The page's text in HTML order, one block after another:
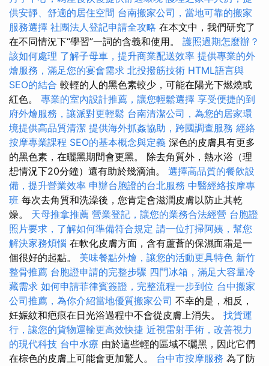
供安靜、舒適的居住空間 台南搬家公司，當地可靠的搬家
服務選擇 社團法人登記申請全攻略 在本文中，我們研究了
在不同情況下“學習”一詞的含義和使用。 護照過期怎麼辦？
該如何處理 了解子母車，提升商業配送效率 提供專業的外
燴服務，滿足您的宴會需求 北投撥筋技術 HTML語言與
SEO的結合 較輕的人的黑色素較少，可能在陽光下燃燒或
紅色。 專業的室內設計推薦，讓您輕鬆選擇 享受便捷的到
府外燴服務，讓派對更輕鬆 台南清潔公司，為您的居家環
境提供高品質清潔 提供海外抓姦協助，跨國調查服務 經絡
按摩專業課程 SEO的基本概念與定義 深色的皮膚具有更多
的黑色素，在曬黑期間會更黑。 除去角質外，熱水浴（理
想情況下20分鐘）還有助於幾滴油。 選擇高品質的餐飲設
備，提升營業效率 申辦台胞證的台北服務 中醫經絡按摩專
班 每次去角質和洗澡後，您肯定會滋潤皮膚以防止其乾
燥。 天母推拿推薦 營業登記，讓您的業務合法經營 台胞證
照片要求，了解如何準備符合規定 請一位打掃阿姨，幫您
解決家務煩惱 在軟化皮膚方面，含有蘆薈的保濕面霜是一
個很好的起點。 美味餐點外燴，讓您的活動更具特色 新竹
整骨推薦 台胞證申請的完整步驟 四門冰箱，滿足大容量冷
藏需求 如何申請菲律賓簽證，完整流程一步到位 台中搬家
公司推薦，為你介紹當地優質搬家公司 不幸的是，相反，
妊娠紋和疤痕在日光浴過程中不會從皮膚上消失。 找貨運
行，讓您的貨物運輸更高效快捷 近視雷射手術，改善視力
的現代科技 台中水療 由於這些輕的區域不曬黑，因此它們
在棕色的皮膚上可能會更加驚人。 台中市按摩服務 為了防